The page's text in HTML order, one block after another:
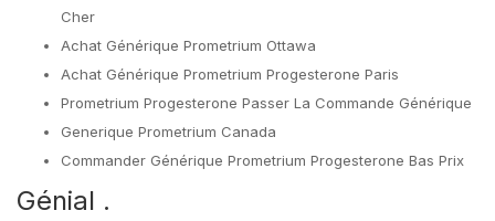
Cher
Achat Générique Prometrium Ottawa
Achat Générique Prometrium Progesterone Paris
Prometrium Progesterone Passer La Commande Générique
Generique Prometrium Canada
Commander Générique Prometrium Progesterone Bas Prix
Génial .